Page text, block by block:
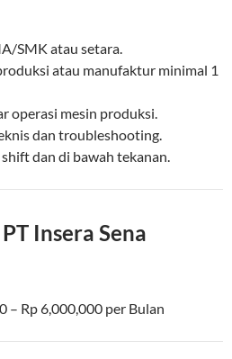
SMK atau setara.
atau manufaktur minimal 1
operasi mesin produksi.
dan troubleshooting.
dan di bawah tekanan.
Insera Sena
– Rp6,000,000 per Bulan